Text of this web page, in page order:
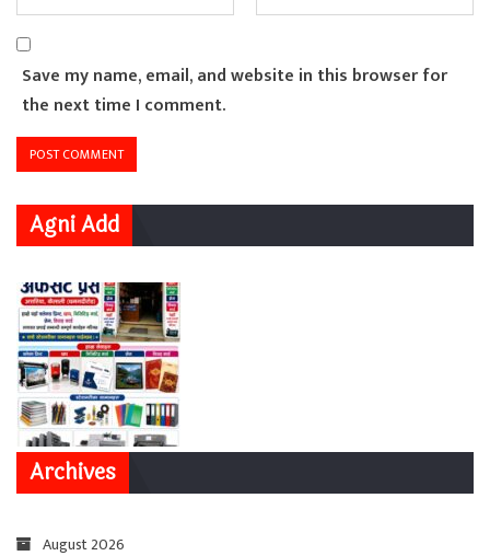
Save my name, email, and website in this browser for
the next time I comment.
Agni Add
Archives
August 2026